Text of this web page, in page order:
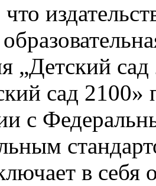
„Детский
сад 2100»
с
в себя